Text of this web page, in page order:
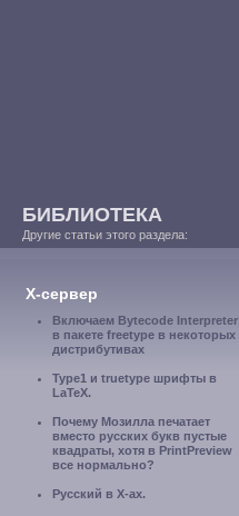
БИБЛИОТЕКА
Другие статьи этого раздела:
X-сервер
Включаем Bytecode Interpreter
в пакете freetype в некоторых
дистрибутивах
Type1 и truetype шрифты в
LaTeX.
Почему Мозилла печатает
вместо русских букв пустые
квадраты, хотя в PrintPreview
все нормально?
Русский в X-ах.